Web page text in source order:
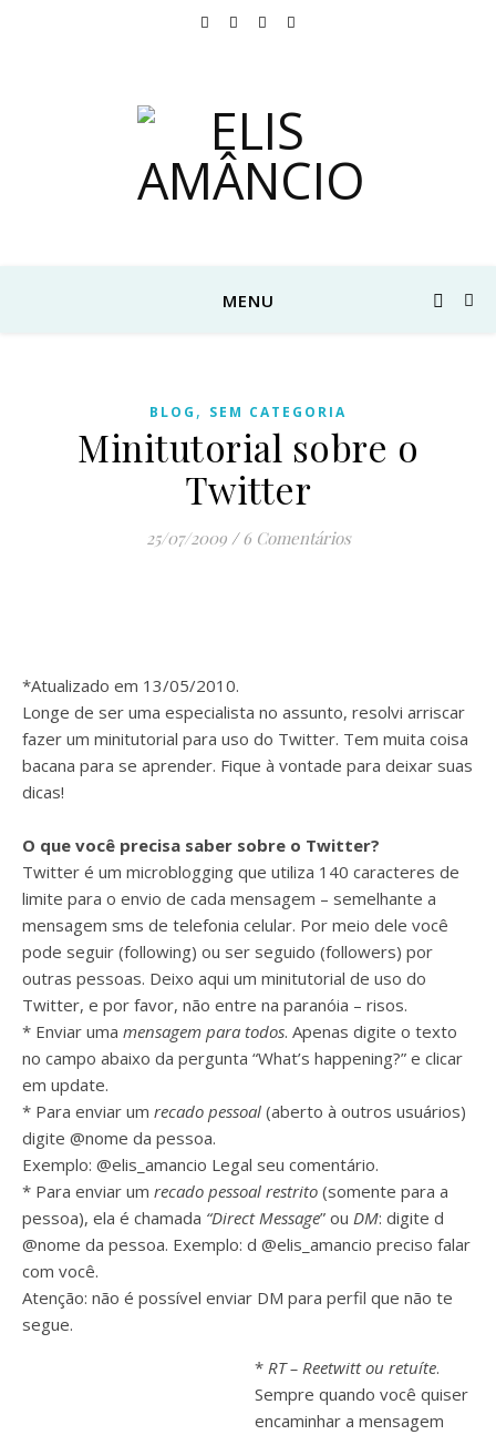
MENU
BLOG , SEM CATEGORIA
Minitutorial sobre o
Twitter
25/07/2009 / 6 Comentários
*Atualizado em 13/05/2010.
Longe de ser uma especialista no assunto, resolvi arriscar
fazer um minitutorial para uso do Twitter. Tem muita coisa
bacana para se aprender. Fique à vontade para deixar suas
dicas!
O que você precisa saber sobre o Twitter?
Twitter é um microblogging que utiliza 140 caracteres de
limite para o envio de cada mensagem – semelhante a
mensagem sms de telefonia celular. Por meio dele você
pode seguir (following) ou ser seguido (followers) por
outras pessoas. Deixo aqui um minitutorial de uso do
Twitter, e por favor, não entre na paranóia – risos.
* Enviar uma mensagem para todos. Apenas digite o texto
no campo abaixo da pergunta “What’s happening?” e clicar
em update.
* Para enviar um recado pessoal (aberto à outros usuários)
digite @nome da pessoa.
Exemplo: @elis_amancio Legal seu comentário.
* Para enviar um recado pessoal restrito (somente para a
pessoa), ela é chamada “Direct Message” ou DM: digite d
@nome da pessoa. Exemplo: d @elis_amancio preciso falar
com você.
Atenção: não é possível enviar DM para perfil que não te
segue.
* RT – Reetwitt ou retuíte.
Sempre quando você quiser
encaminhar a mensagem